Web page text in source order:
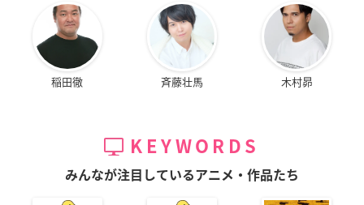
稲田徹 斉藤壮馬 木村昴
KEYWORDS
みんなが注目しているアニメ・作品たち